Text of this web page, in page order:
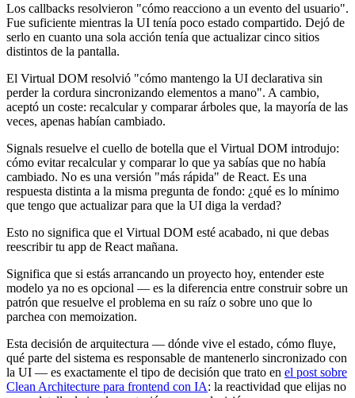
Los callbacks resolvieron "cómo reacciono a un evento del usuario".
Fue suficiente mientras la UI tenía poco estado compartido. Dejó de
serlo en cuanto una sola acción tenía que actualizar cinco sitios
distintos de la pantalla.
El Virtual DOM resolvió "cómo mantengo la UI declarativa sin
perder la cordura sincronizando elementos a mano". A cambio,
aceptó un coste: recalcular y comparar árboles que, la mayoría de las
veces, apenas habían cambiado.
Signals resuelve el cuello de botella que el Virtual DOM introdujo:
cómo evitar recalcular y comparar lo que ya sabías que no había
cambiado. No es una versión "más rápida" de React. Es una
respuesta distinta a la misma pregunta de fondo: ¿qué es lo mínimo
que tengo que actualizar para que la UI diga la verdad?
Esto no significa que el Virtual DOM esté acabado, ni que debas
reescribir tu app de React mañana.
Significa que si estás arrancando un proyecto hoy, entender este
modelo ya no es opcional — es la diferencia entre construir sobre un
patrón que resuelve el problema en su raíz o sobre uno que lo
parchea con memoization.
Esta decisión de arquitectura — dónde vive el estado, cómo fluye,
qué parte del sistema es responsable de mantenerlo sincronizado con
la UI — es exactamente el tipo de decisión que trato en el post sobre
Clean Architecture para frontend con IA: la reactividad que elijas no